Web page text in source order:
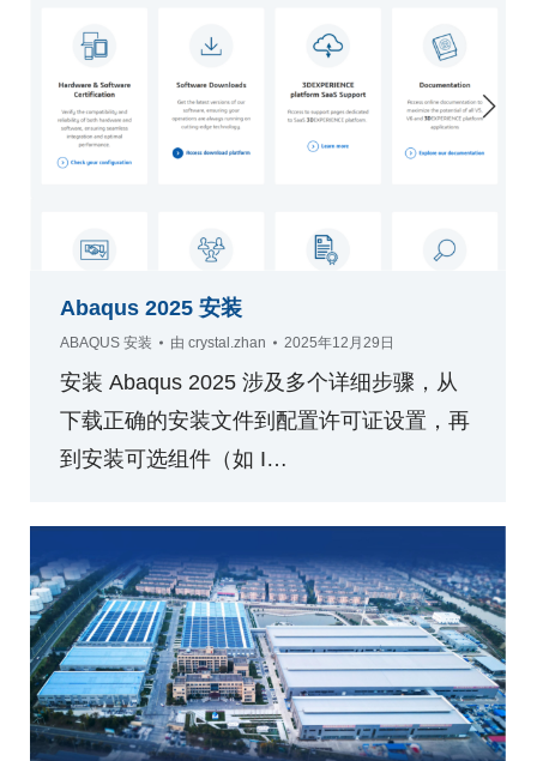
Abaqus 2025 安装
ABAQUS 安装 由 crystal.zhan 2025年12月29日
安装 Abaqus 2025 涉及多个详细步骤，从
下载正确的安装文件到配置许可证设置，再
到安装可选组件（如 I…